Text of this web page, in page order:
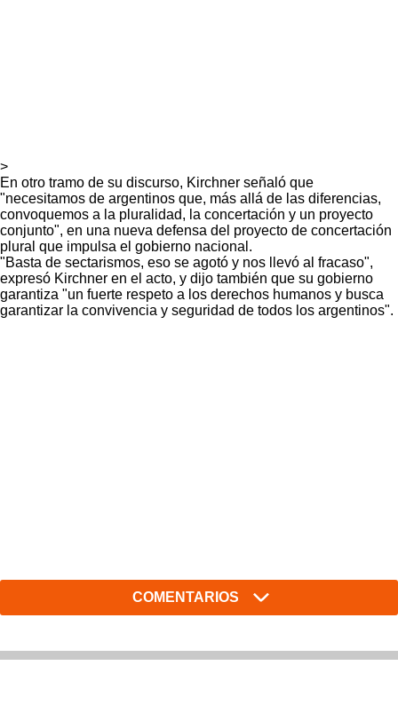
>
En otro tramo de su discurso, Kirchner señaló que
"necesitamos de argentinos que, más allá de las diferencias,
convoquemos a la pluralidad, la concertación y un proyecto
conjunto", en una nueva defensa del proyecto de concertación
plural que impulsa el gobierno nacional.
"Basta de sectarismos, eso se agotó y nos llevó al fracaso",
expresó Kirchner en el acto, y dijo también que su gobierno
garantiza "un fuerte respeto a los derechos humanos y busca
garantizar la convivencia y seguridad de todos los argentinos".
COMENTARIOS